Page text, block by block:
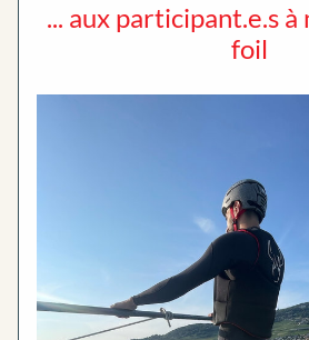
... aux participant.e.s à
foil